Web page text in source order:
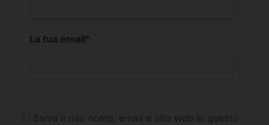
La tua email*
Salva il mio nome, email e sito web in questo